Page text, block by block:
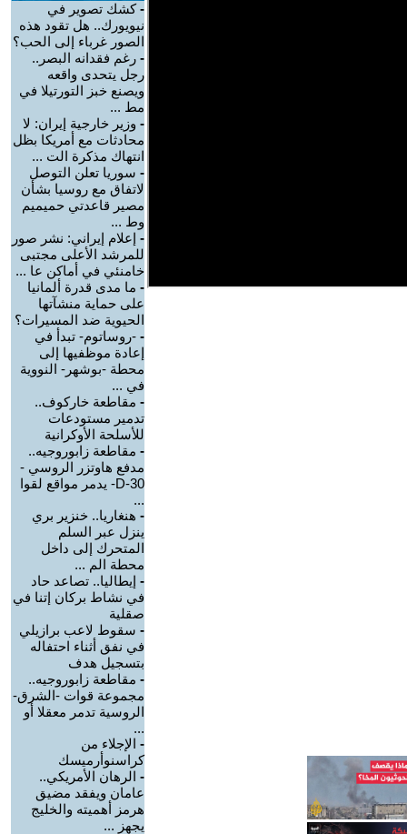
-كشك تصوير في
نيويورك.. هل تقود هذه
الصور غرباء إلى الحب؟
- رغم فقدانه البصر..
رجل يتحدى واقعه
ويصنع خبز التورتيلا في
مط ...
- وزير خارجية إيران: لا
محادثات مع أمريكا بظل
انتهاك مذكرة الت ...
- سوريا تعلن التوصل
لاتفاق مع روسيا بشأن
مصير قاعدتي حميميم
وط ...
- إعلام إيراني: نشر صور
للمرشد الأعلى مجتبى
خامنئي في أماكن عا ...
- ما مدى قدرة ألمانيا
على حماية منشآتها
الحيوية ضد المسيرات؟
- -روساتوم- تبدأ في
إعادة موظفيها إلى
محطة -بوشهر- النووية
في ...
- مقاطعة خاركوف..
تدمير مستودعات
للأسلحة الأوكرانية
- مقاطعة زابوروجيه..
مدفع هاوتزر الروسي -
D-30- يدمر مواقع لقوا
...
- هنغاريا.. خنزير بري
ينزل عبر السلم
المتحرك إلى داخل
محطة الم ...
- إيطاليا.. تصاعد حاد
في نشاط بركان إتنا في
صقلية
- سقوط لاعب برازيلي
في نفق أثناء احتفاله
بتسجيل هدف
- مقاطعة زابوروجيه..
مجموعة قوات -الشرق-
الروسية تدمر معقلا أو
...
- الإجلاء من
كراسنوأرميسك
- الرهان الأمريكي..
عامان ويفقد مضيق
هرمز أهميته والخليج
يجهز ...